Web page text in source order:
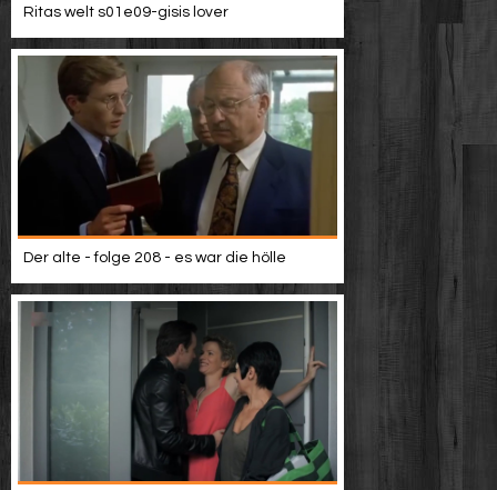
Ritas welt s01e09-gisis lover
Der alte - folge 208 - es war die hölle